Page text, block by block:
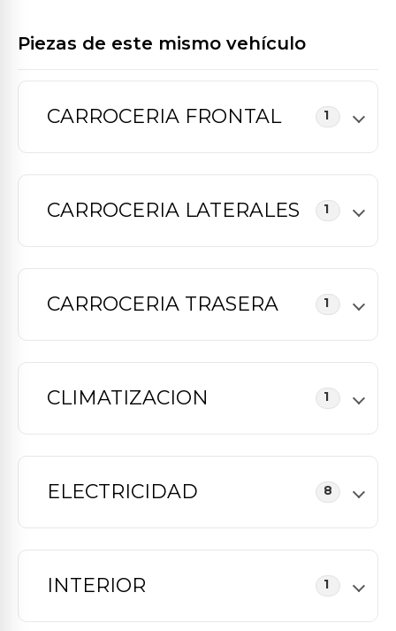
Piezas de este mismo vehículo
CARROCERIA FRONTAL 1
CARROCERIA LATERALES 1
CARROCERIA TRASERA 1
CLIMATIZACION 1
ELECTRICIDAD 8
INTERIOR 1